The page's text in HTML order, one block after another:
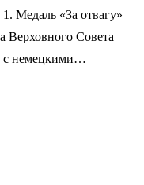
Медаль «За отвагу»
Верховного Совета
с немецкими…